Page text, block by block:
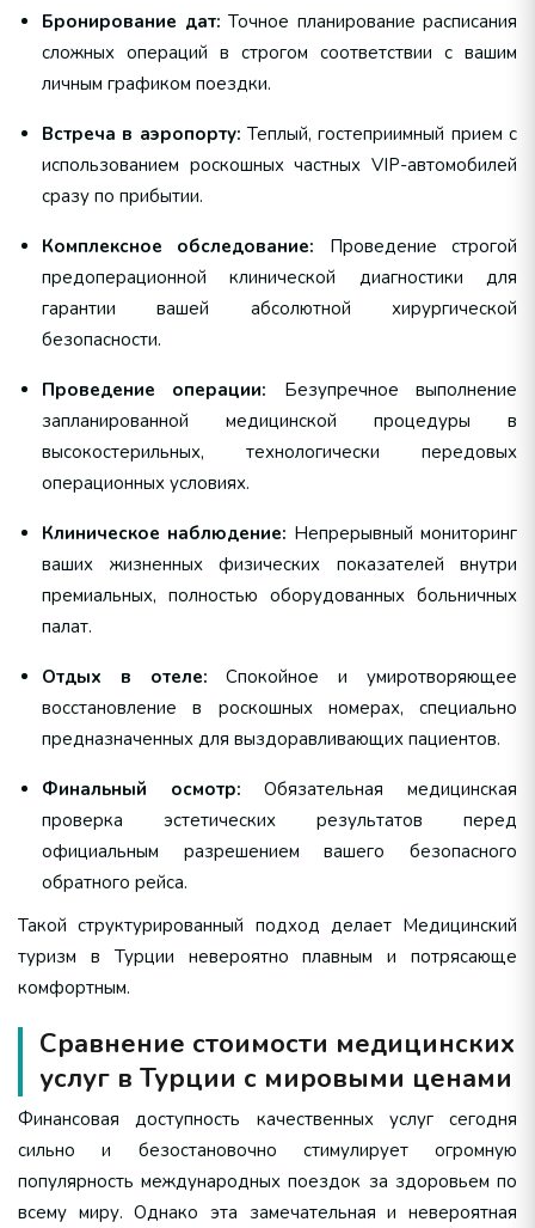
Бронирование дат: Точное планирование расписания
сложных операций в строгом соответствии с вашим
личным графиком поездки.
Встреча в аэропорту: Теплый, гостеприимный прием с
использованием роскошных частных VIP-автомобилей
сразу по прибытии.
Комплексное обследование: Проведение строгой
предоперационной клинической диагностики для
гарантии вашей абсолютной хирургической
безопасности.
Проведение операции: Безупречное выполнение
запланированной медицинской процедуры в
высокостерильных, технологически передовых
операционных условиях.
Клиническое наблюдение: Непрерывный мониторинг
ваших жизненных физических показателей внутри
премиальных, полностью оборудованных больничных
палат.
Отдых в отеле: Спокойное и умиротворяющее
восстановление в роскошных номерах, специально
предназначенных для выздоравливающих пациентов.
Финальный осмотр: Обязательная медицинская
проверка эстетических результатов перед
официальным разрешением вашего безопасного
обратного рейса.
Такой структурированный подход делает Медицинский
туризм в Турции невероятно плавным и потрясающе
комфортным.
Сравнение стоимости медицинских
услуг в Турции с мировыми ценами
Финансовая доступность качественных услуг сегодня
сильно и безостановочно стимулирует огромную
популярность международных поездок за здоровьем по
всему миру. Однако эта замечательная и невероятная